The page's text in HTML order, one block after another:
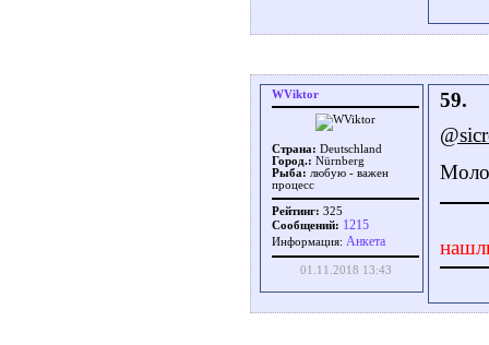
WViktor
Страна: Deutschland
Город.: Nürnberg
Рыба: любую - важен
процесс
Рейтинг: 325
Сообщений: 1215
Информация: Aнкета
01.11.2018 13:43
59.